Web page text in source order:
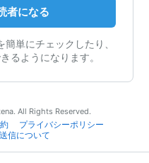
者になる
単にチェックしたり、
るようになります。
All Rights Reserved.
プライバシーポリシー
信について